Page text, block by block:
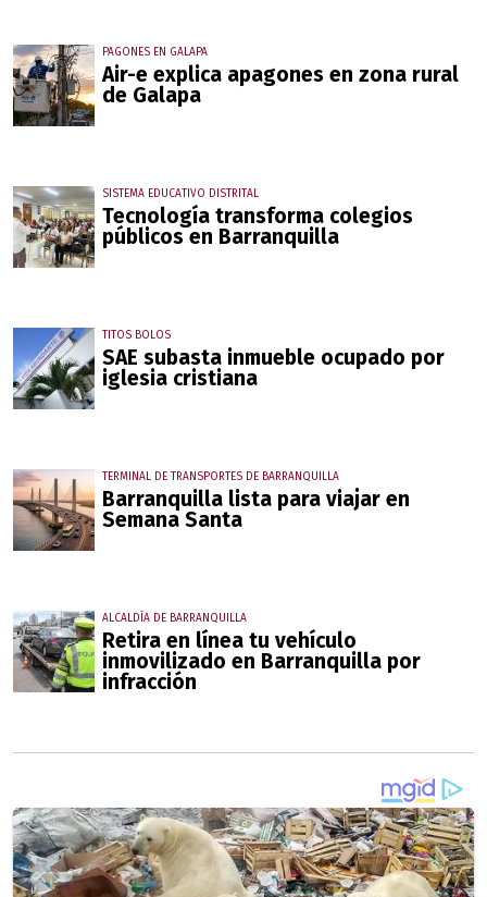
PAGONES EN GALAPA
Air-e explica apagones en zona rural
de Galapa
SISTEMA EDUCATIVO DISTRITAL
Tecnología transforma colegios
públicos en Barranquilla
TITOS BOLOS
SAE subasta inmueble ocupado por
iglesia cristiana
TERMINAL DE TRANSPORTES DE BARRANQUILLA
Barranquilla lista para viajar en
Semana Santa
ALCALDÍA DE BARRANQUILLA
Retira en línea tu vehículo
inmovilizado en Barranquilla por
infracción